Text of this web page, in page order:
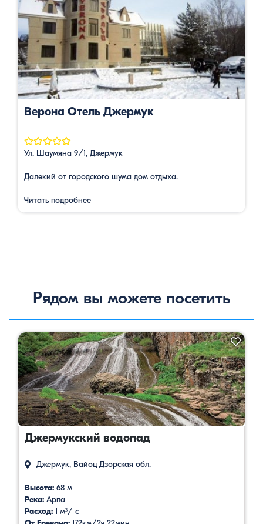
Верона Отель Джермук
Ул. Шаумяна 9/1, Джермук
Далекий от городского шума дом отдыха.
Читать подробнее
Рядом вы можете посетить
Джермукский водопад
Джермук, Вайоц Дзорская обл.
Высота: 68 м
Река: Арпа
Расход: 1 м³/ с